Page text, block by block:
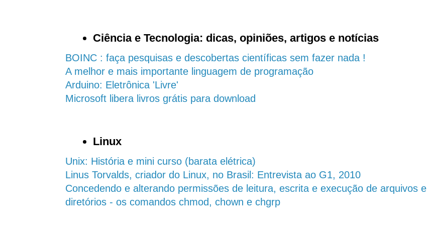
Ciência e Tecnologia: dicas, opiniões, artigos e notícias
BOINC : faça pesquisas e descobertas científicas sem fazer nada !
A melhor e mais importante linguagem de programação
Arduino: Eletrônica 'Livre'
Microsoft libera livros grátis para download
Linux
Unix: História e mini curso (barata elétrica)
Linus Torvalds, criador do Linux, no Brasil: Entrevista ao G1, 2010
Concedendo e alterando permissões de leitura, escrita e execução de arquivos e
diretórios - os comandos chmod, chown e chgrp